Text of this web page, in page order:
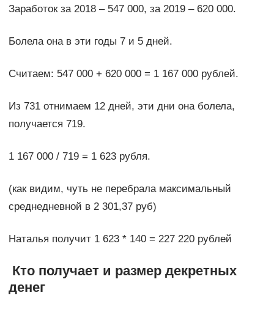
Заработок за 2018 – 547 000, за 2019 – 620 000.
Болела она в эти годы 7 и 5 дней.
Считаем: 547 000 + 620 000 = 1 167 000 рублей.
Из 731 отнимаем 12 дней, эти дни она болела,
получается 719.
1 167 000 / 719 = 1 623 рубля.
(как видим, чуть не перебрала максимальный
среднедневной в 2 301,37 руб)
Наталья получит 1 623 * 140 = 227 220 рублей
Кто получает и размер декретных
денег